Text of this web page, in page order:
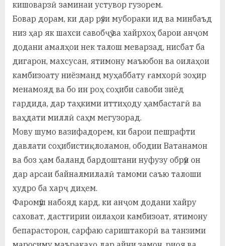
кишоварзӣ заминаи устувор гузорем.
Бовар дорам, ки дар рӯзи мубораки ид ва минбаъд
низ ҳар як шахси савобҷӯ ва хайрхоҳ барои анҷом
додани амалҳои нек талош меварзад, нисбат ба
дигарон, махсусан, ятимону маъюбон ва оилаҳои
камбизоату ниёзманд муҳаббату ғамхорӣ зоҳир
менамояд ва бо ин роҳ соҳиби савоби зиёд
гардида, дар таҳкими иттиҳоду ҳамбастагӣ ва
ваҳдати миллӣ саҳм мегузорад.
Мову шумо вазифадорем, ки барои пешрафти
давлати соҳибистиқлоламон, ободии Ватанамон
ва боз ҳам баланд бардоштани нуфузу обрӯи он
дар арсаи байналмилалӣ тамоми саъю талоши
худро ба харҷ диҳем.
Фаромӯш набояд кард, ки анҷом додани хайру
саховат, дастгирии оилаҳои камбизоат, ятимону
бепарасторон, сарфаю сариштакорӣ ва танзими